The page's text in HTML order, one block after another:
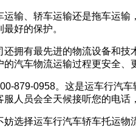
输、轿车运输还是拖车运
好的保护。
拥有最先进的物流设备和
汽车物流运输过程更安全、
879-0958。这是运车行汽
人员会全天候接听您的电话
选择运车行汽车轿车托运